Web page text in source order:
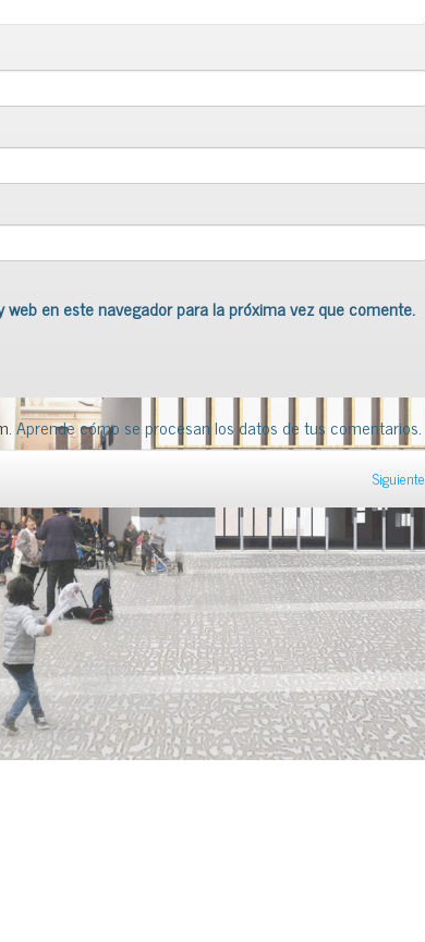
en este navegador para la próxima vez que comente.
Aprende cómo se procesan los datos de tus comentarios.
Siguiente